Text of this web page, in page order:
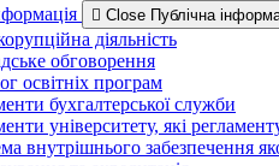
Close Публічна
діяльність
обговорення
освітніх програм
бухгалтерської служби
університету, які
внутрішнього забезпечення